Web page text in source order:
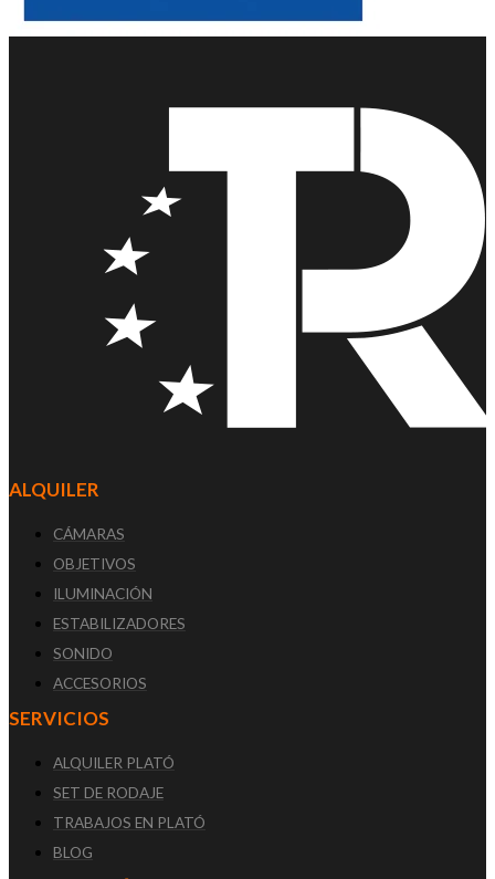
ALQUILER
CÁMARAS
OBJETIVOS
ILUMINACIÓN
ESTABILIZADORES
SONIDO
ACCESORIOS
SERVICIOS
ALQUILER PLATÓ
SET DE RODAJE
TRABAJOS EN PLATÓ
BLOG